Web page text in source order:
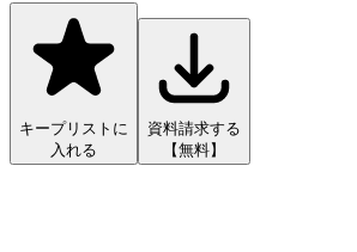
キープリストに
入れる
資料請求する
【無料】